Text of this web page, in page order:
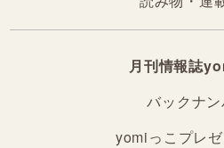
月刊情報誌
バックナ
yomiっこプレ